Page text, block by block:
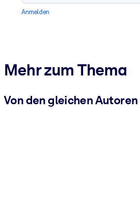
Anmelden
Mehr zum Thema
Von den gleichen Autoren